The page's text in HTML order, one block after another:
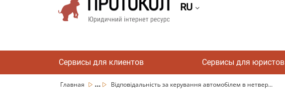
RU
Сервисы для клиентов Сервисы для юристов
Главная ... Відповідальність за керування автомобілем в нетвер...